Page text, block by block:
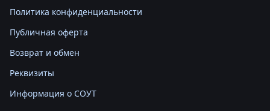
Политика конфиденциальности
Публичная оферта
Возврат и обмен
Реквизиты
Информация о СОУТ